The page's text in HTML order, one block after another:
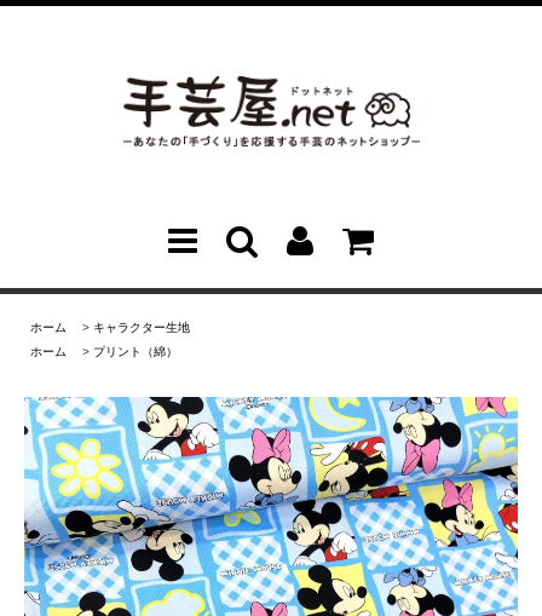
ホーム > キャラクター生地
ホーム
> プリント（綿）